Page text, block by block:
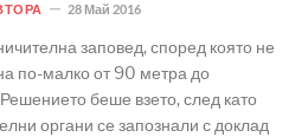
28 Май 2016
заповед, според която не
по-малко от 90 метра до
беше взето, след като
органи се запознали с доклад